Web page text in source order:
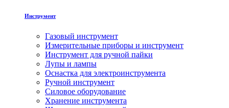
Инструмент
Газовый инструмент
Измерительные приборы и инструмент
Инструмент для ручной пайки
Лупы и лампы
Оснастка для электроинструмента
Ручной инструмент
Силовое оборудование
Хранение инструмента